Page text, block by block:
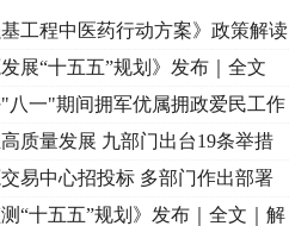
基工程中医药行动方案》政策解读
发展“十五五”规划》发布｜全文
八一"期间拥军优属拥政爱民工作
质量发展 九部门出台19条举措
易中心招投标 多部门作出部署
测“十五五”规划》发布｜全文｜解